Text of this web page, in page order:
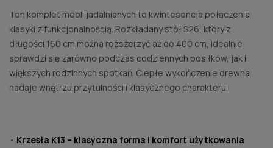
Ten komplet mebli jadalnianych to kwintesencja połączenia
klasyki z funkcjonalnością. Rozkładany stół S26, który z
długości 160 cm można rozszerzyć aż do 400 cm, idealnie
sprawdzi się zarówno podczas codziennych posiłków, jak i
większych rodzinnych spotkań. Ciepłe wykończenie drewna
nadaje wnętrzu przytulności i klasycznego charakteru.
• Krzesła K13 – klasyczna forma i komfort użytkowania